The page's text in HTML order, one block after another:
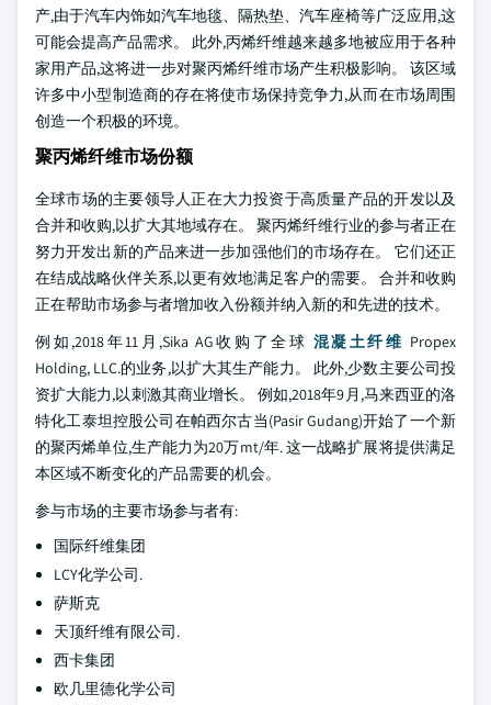
产,由于汽车内饰如汽车地毯、隔热垫、汽车座椅等广泛应用,这
可能会提高产品需求。 此外,丙烯纤维越来越多地被应用于各种
家用产品,这将进一步对聚丙烯纤维市场产生积极影响。 该区域
许多中小型制造商的存在将使市场保持竞争力,从而在市场周围
创造一个积极的环境。
聚丙烯纤维市场份额
全球市场的主要领导人正在大力投资于高质量产品的开发以及
合并和收购,以扩大其地域存在。 聚丙烯纤维行业的参与者正在
努力开发出新的产品来进一步加强他们的市场存在。 它们还正
在结成战略伙伴关系,以更有效地满足客户的需要。 合并和收购
正在帮助市场参与者增加收入份额并纳入新的和先进的技术。
例如,2018年11月,Sika AG收购了全球 混凝土纤维 Propex
Holding, LLC.的业务,以扩大其生产能力。 此外,少数主要公司投
资扩大能力,以刺激其商业增长。 例如,2018年9月,马来西亚的洛
特化工泰坦控股公司在帕西尔古当(Pasir Gudang)开始了一个新
的聚丙烯单位,生产能力为20万mt/年. 这一战略扩展将提供满足
本区域不断变化的产品需要的机会。
参与市场的主要市场参与者有:
国际纤维集团
LCY化学公司.
萨斯克
天顶纤维有限公司.
西卡集团
欧几里德化学公司